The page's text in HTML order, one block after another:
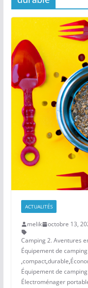
ACTUALITÉS
melik octobre 13,
Camping 2. Aventures
Équipement de
,compact,durable,
Équipement de
Électroménager